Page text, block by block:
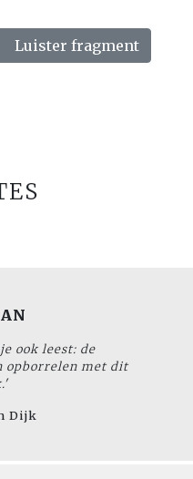
Luister fragment
ook leest: de
opborrelen met dit
Dijk